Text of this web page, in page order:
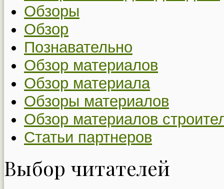
Обзоры
Обзор
Познавательно
Обзор материалов
Обзор материала
Обзоры материалов
Обзор материалов
Статьи партнеров
Выбор читателей